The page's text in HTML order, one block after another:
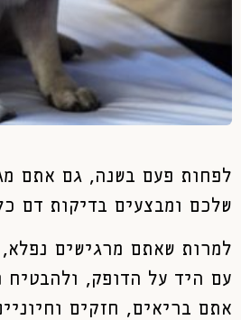
לפחות פעם בשנה, גם אתם
שלכם ומבצעים בדיקות דם
למרות שאתם מרגישים
עם היד על הדופק, ולהבטיח
אתם בריאים, חזקים